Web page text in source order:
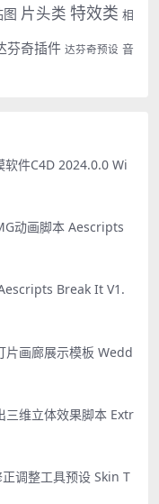
片头类 特效类 相
芬奇插件 达芬奇预设 音
件C4D 2024.0.0 Wi
动画脚本 Aescripts
Break It V1.
片画廊展示模板 Wedd
三维立体效果脚本 Extr
调整工具预设 Skin T